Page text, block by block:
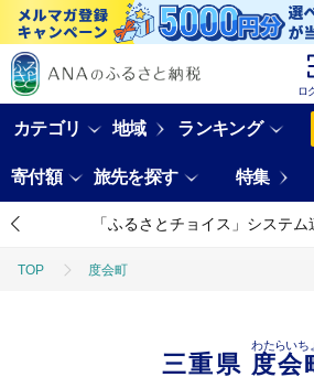
ロ
カテゴリ 地域 ランキング
寄付額 旅先を探す 特集
「ふるさとチョイス」システ
TOP 度会町
三重県 度会
わたらいち